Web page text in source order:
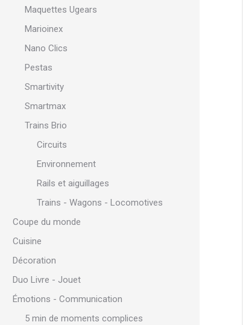
Maquettes Ugears
Marioinex
Nano Clics
Pestas
Smartivity
Smartmax
Trains Brio
Circuits
Environnement
Rails et aiguillages
Trains - Wagons - Locomotives
Coupe du monde
Cuisine
Décoration
Duo Livre - Jouet
Émotions - Communication
5 min de moments complices